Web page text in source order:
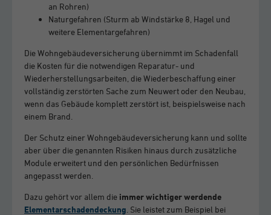
an Rohren)
Naturgefahren (Sturm ab Windstärke 8, Hagel und
weitere Elementargefahren)
Die Wohngebäudeversicherung übernimmt im Schadenfall
die Kosten für die notwendigen Reparatur- und
Wiederherstellungsarbeiten, die Wiederbeschaffung einer
vollständig zerstörten Sache zum Neuwert oder den Neubau,
wenn das Gebäude komplett zerstört ist, beispielsweise nach
einem Brand.
Der Schutz einer Wohngebäudeversicherung kann und sollte
aber über die genannten Risiken hinaus durch zusätzliche
Module erweitert und den persönlichen Bedürfnissen
angepasst werden.
Dazu gehört vor allem die immerwichtiger werdende
Elementarschadendeckung . Sie leistet zum Beispiel bei